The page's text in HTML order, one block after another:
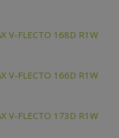
V-FLECTO 168D R1W
V-FLECTO 166D R1W
V-FLECTO 173D R1W